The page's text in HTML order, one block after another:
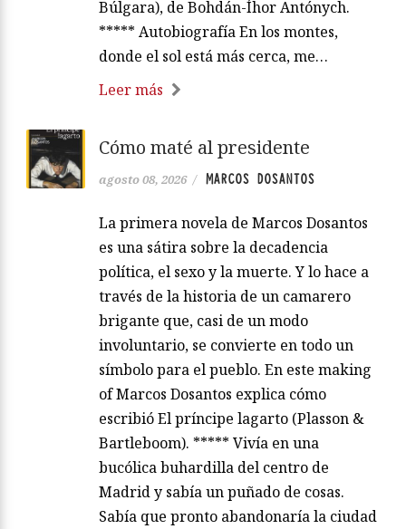
Búlgara), de Bohdán-Íhor Antónych.
***** Autobiografía En los montes,
donde el sol está más cerca, me…
Leer más
Cómo maté al presidente
agosto 08, 2026 / MARCOS DOSANTOS
La primera novela de Marcos Dosantos
es una sátira sobre la decadencia
política, el sexo y la muerte. Y lo hace a
través de la historia de un camarero
brigante que, casi de un modo
involuntario, se convierte en todo un
símbolo para el pueblo. En este making
of Marcos Dosantos explica cómo
escribió El príncipe lagarto (Plasson &
Bartleboom). ***** Vivía en una
bucólica buhardilla del centro de
Madrid y sabía un puñado de cosas.
Sabía que pronto abandonaría la ciudad